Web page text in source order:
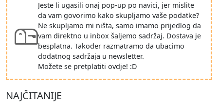
Jeste li ugasili onaj pop-up po navici, jer mislite
da vam govorimo kako skupljamo vaše podatke?
Ne skupljamo mi ništa, samo imamo prijedlog da
vam direktno u inbox šaljemo sadržaj. Dostava je
besplatna. Također razmatramo da ubacimo
dodatnog sadržaja u newsletter.
Možete se pretplatiti ovdje! :D
NAJČITANIJE